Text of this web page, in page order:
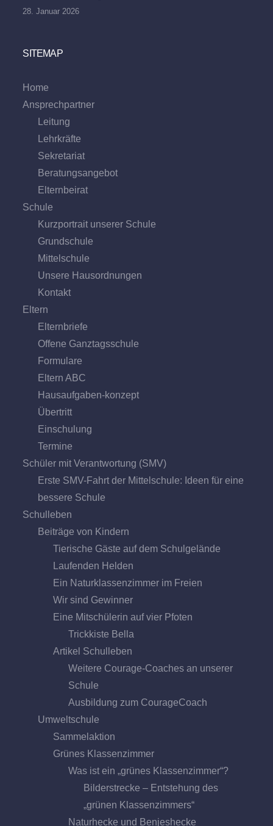
28. Januar 2026
SITEMAP
Home
Ansprechpartner
Leitung
Lehrkräfte
Sekretariat
Beratungs­angebot
Eltern­beirat
Schule
Kurzportrait unserer Schule
Grund­schule
Mittel­schule
Unsere Hausordnungen
Kontakt
Eltern
Elternbriefe
Offene Ganz­tags­schule
Formulare
Eltern ABC
Hausaufgaben-konzept
Übertritt
Einschulung
Termine
Schüler mit Verantwortung (SMV)
Erste SMV-Fahrt der Mittelschule: Ideen für eine
bessere Schule
Schulleben
Beiträge von Kindern
Tierische Gäste auf dem Schulgelände
Laufenden Helden
Ein Naturklassenzimmer im Freien
Wir sind Gewinner
Eine Mitschülerin auf vier Pfoten
Trickkiste Bella
Artikel Schulleben
Weitere Courage-Coaches an unserer
Schule
Ausbildung zum CourageCoach
Umweltschule
Sammelaktion
Grünes Klassenzimmer
Was ist ein „grünes Klassenzimmer“?
Bilderstrecke – Entstehung des
„grünen Klassenzimmers“
Naturhecke und Benjeshecke